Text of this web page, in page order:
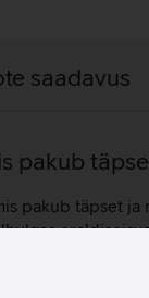
saadavus
pakub
pakub täpset